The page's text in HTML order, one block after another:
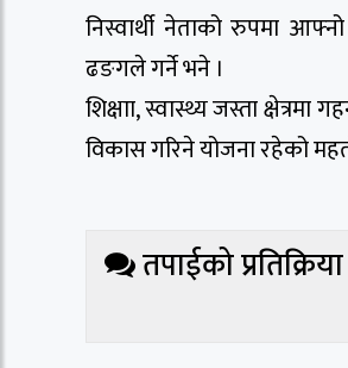
निस्वार्थी नेताको रुपमा
ढङगले गर्ने भने ।
शिक्षाा, स्वास्थ्य जस्ता
विकास गरिने योजना रहेको
तपाईको